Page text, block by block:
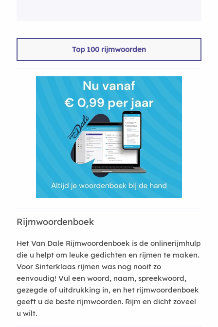
Top 100 rijmwoorden
Rijmwoordenboek
Het Van Dale Rijmwoordenboek is de onlinerijmhulp
die u helpt om leuke gedichten en rijmen te maken.
Voor Sinterklaas rijmen was nog nooit zo
eenvoudig! Vul een woord, naam, spreekwoord,
gezegde of uitdrukking in, en het rijmwoordenboek
geeft u de beste rijmwoorden. Rijm en dicht zoveel
u wilt.